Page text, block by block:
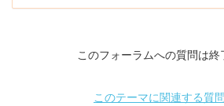
このフォーラムへの質問は終
このテーマに関連する質